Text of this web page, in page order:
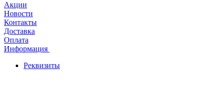
Акции
Новости
Контакты
Доставка
Оплата
Информация
Реквизиты